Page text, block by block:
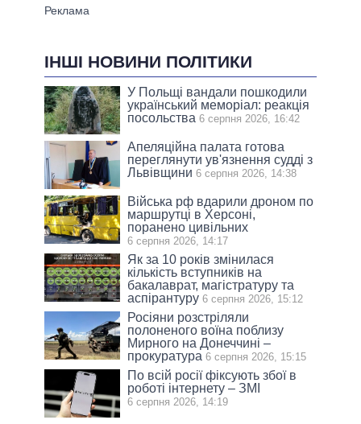
ІНШІ НОВИНИ ПОЛІТИКИ
У Польщі вандали пошкодили
український меморіал: реакція
посольства 6 серпня 2026, 16:42
Апеляційна палата готова
переглянути ув'язнення судді з
Львівщини 6 серпня 2026, 14:38
Війська рф вдарили дроном по
маршрутці в Херсоні,
поранено цивільних
6 серпня 2026, 14:17
Як за 10 років змінилася
кількість вступників на
бакалаврат, магістратуру та
аспірантуру 6 серпня 2026, 15:12
Росіяни розстріляли
полоненого воїна поблизу
Мирного на Донеччині –
прокуратура 6 серпня 2026, 15:15
По всій росії фіксують збої в
роботі інтернету – ЗМІ
6 серпня 2026, 14:19